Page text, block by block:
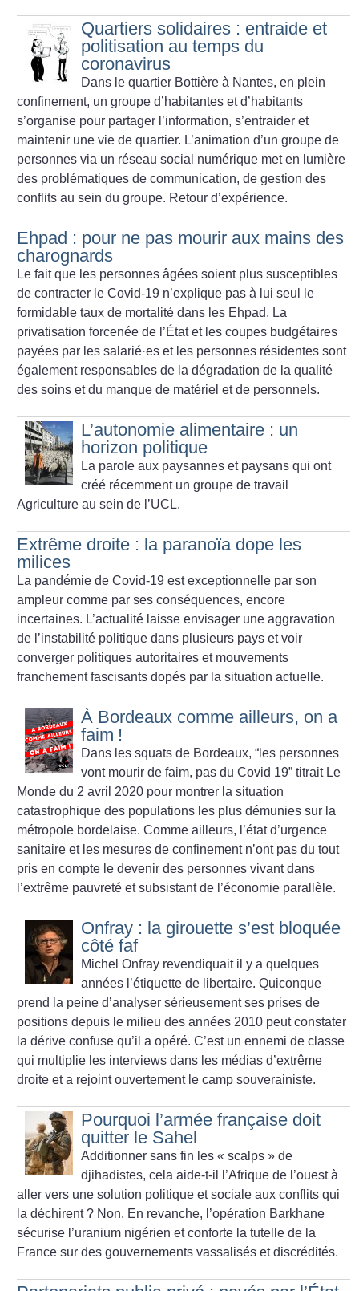
Quartiers solidaires : entraide et
politisation au temps du
coronavirus
Dans le quartier Bottière à Nantes, en plein
confinement, un groupe d’habitantes et d’habitants
s’organise pour partager l’information, s’entraider et
maintenir une vie de quartier. L’animation d’un groupe de
personnes via un réseau social numérique met en lumière
des problématiques de communication, de gestion des
conflits au sein du groupe. Retour d’expérience.
Ehpad : pour ne pas mourir aux mains des
charognards
Le fait que les personnes âgées soient plus susceptibles
de contracter le Covid-19 n’explique pas à lui seul le
formidable taux de mortalité dans les Ehpad. La
privatisation forcenée de l’État et les coupes budgétaires
payées par les salarié·es et les personnes résidentes sont
également responsables de la dégradation de la qualité
des soins et du manque de matériel et de personnels.
L’autonomie alimentaire : un
horizon politique
La parole aux paysannes et paysans qui ont
créé récemment un groupe de travail
Agriculture au sein de l’UCL.
Extrême droite : la paranoïa dope les
milices
La pandémie de Covid-19 est exceptionnelle par son
ampleur comme par ses conséquences, encore
incertaines. L’actualité laisse envisager une aggravation
de l’instabilité politique dans plusieurs pays et voir
converger politiques autoritaires et mouvements
franchement fascisants dopés par la situation actuelle.
À Bordeaux comme ailleurs, on a
faim !
Dans les squats de Bordeaux, “les personnes
vont mourir de faim, pas du Covid 19” titrait Le
Monde du 2 avril 2020 pour montrer la situation
catastrophique des populations les plus démunies sur la
métropole bordelaise. Comme ailleurs, l’état d’urgence
sanitaire et les mesures de confinement n’ont pas du tout
pris en compte le devenir des personnes vivant dans
l’extrême pauvreté et subsistant de l’économie parallèle.
Onfray : la girouette s’est bloquée
côté faf
Michel Onfray revendiquait il y a quelques
années l’étiquette de libertaire. Quiconque
prend la peine d’analyser sérieusement ses prises de
positions depuis le milieu des années 2010 peut constater
la dérive confuse qu’il a opéré. C’est un ennemi de classe
qui multiplie les interviews dans les médias d’extrême
droite et a rejoint ouvertement le camp souverainiste.
Pourquoi l’armée française doit
quitter le Sahel
Additionner sans fin les « scalps » de
djihadistes, cela aide-t-il l’Afrique de l’ouest à
aller vers une solution politique et sociale aux conflits qui
la déchirent ? Non. En revanche, l’opération Barkhane
sécurise l’uranium nigérien et conforte la tutelle de la
France sur des gouvernements vassalisés et discrédités.